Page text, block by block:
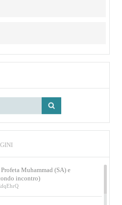
Muhammad (SA) e
incontro)